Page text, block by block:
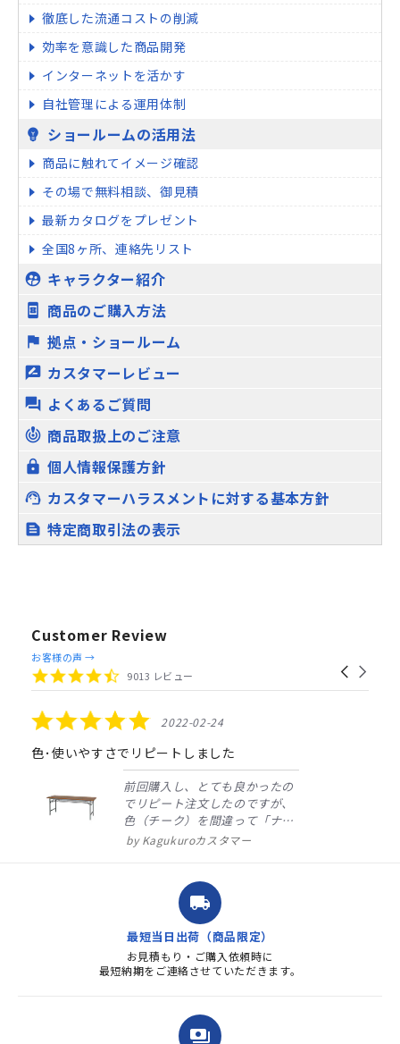
徹底した流通コストの削減
効率を意識した商品開発
インターネットを活かす
自社管理による運用体制
emoji_objects ショールームの活用法
商品に触れてイメージ確認
その場で無料相談、御見積
最新カタログをプレゼント
全国8ヶ所、連絡先リスト
supervised_user_circle キャラクター紹介
book_online 商品のご購入方法
flag 拠点・ショールーム
rate_review カスタマーレビュー
question_answer よくあるご質問
crisis_alert 商品取扱上のご注意
lock 個人情報保護方針
support_agent カスタマーハラスメントに対する基本方針
text_snippet 特定商取引法の表示
Customer Review
Reviews
carousel
Carousel
arrows
4.4
star
9013 レビュー
お客様の声 →
5.0
star
rating
2022-02-24
色･使いやすさでリピートしました
前回購入し、とても良かったの
でリピート注文したのですが、
色（チーク）を間違って「ナチ
ュラル」としてしまいました。
ました。商品到着も早く、品
質・使いやすさで満足していま
す。また、リピートするときは
よろしくお...
Kagukuroカスタマー
local_shipping
最短当日出荷（商品限定）
お見積もり・ご購入依頼時に
最短納期をご連絡させていただきます。
payments